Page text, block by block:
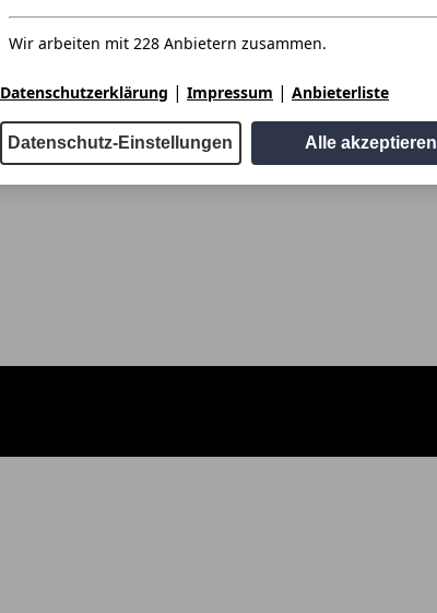
Wir arbeiten mit 228 Anbietern zusammen.
Datenschutzerklärung | Impressum | Anbieterliste
Datenschutz-Einstellungen Alle akzeptieren